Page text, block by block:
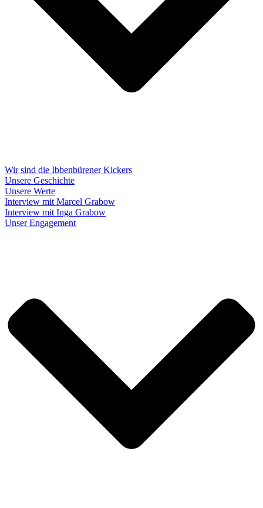
Wir sind die Ibbenbürener Kickers
Unsere Geschichte
Unsere Werte
Interview mit Marcel Grabow
Interview mit Inga Grabow
Unser Engagement